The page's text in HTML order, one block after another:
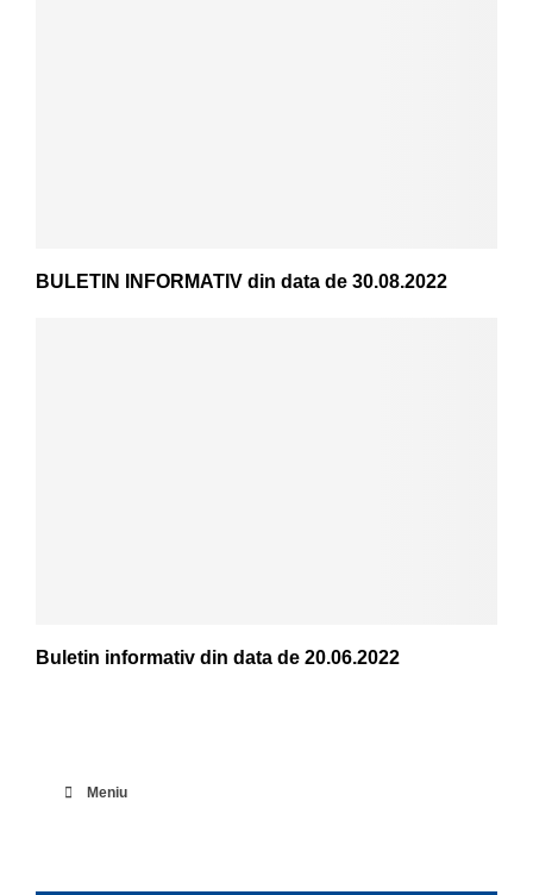
BULETIN INFORMATIV din data de 30.08.2022
Buletin informativ din data de 20.06.2022
Meniu